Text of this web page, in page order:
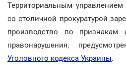
Территориальным
со столичной прокуратурой
производство по признакам
правонарушения,
Уголовного кодекса Украины.